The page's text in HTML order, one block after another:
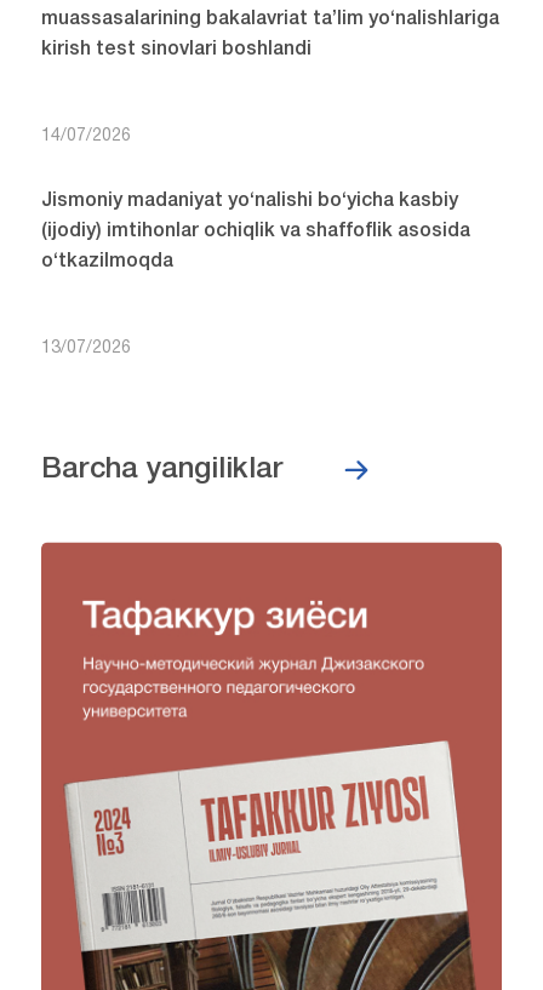
muassasalarining bakalavriat ta’lim yo‘nalishlariga
kirish test sinovlari boshlandi
14/07/2026
Jismoniy madaniyat yo‘nalishi bo‘yicha kasbiy
(ijodiy) imtihonlar ochiqlik va shaffoflik asosida
o‘tkazilmoqda
13/07/2026
Barcha yangiliklar